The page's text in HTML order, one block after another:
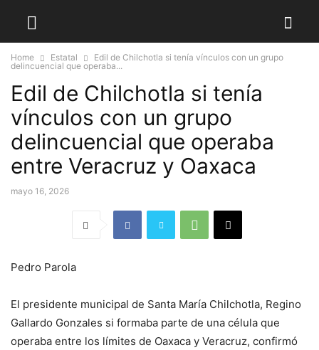
Home Estatal
Edil de Chilchotla si tenía vínculos con un grupo
delincuencial que operaba...
Edil de Chilchotla si tenía
vínculos con un grupo
delincuencial que operaba
entre Veracruz y Oaxaca
mayo 16, 2026
Pedro Parola
El presidente municipal de Santa María Chilchotla, Regino
Gallardo Gonzales si formaba parte de una célula que
operaba entre los límites de Oaxaca y Veracruz, confirmó